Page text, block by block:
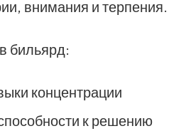
внимания и терпения.
бильярд:
концентрации
к решению